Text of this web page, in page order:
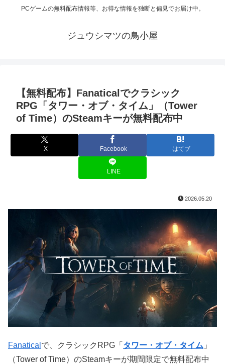
PCゲームの無料配布情報等、お得な情報を独断と偏見でお届け中。
ジュウシマツの鳥小屋
【無料配布】Fanaticalでクラシック
RPG「タワー・オブ・タイム」（Tower
of Time）のSteamキーが無料配布中
X Facebook はてブ
LINE
2026.05.20
Fanatical で、クラシックRPG「 タワー・オブ・タイム 」
（Tower of Time）のSteamキーが期間限定で無料配布中